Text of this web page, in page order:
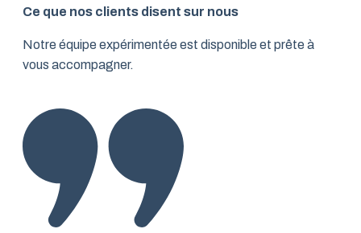
Ce que nos clients disent sur nous
Notre équipe expérimentée est disponible et prête à
vous accompagner.